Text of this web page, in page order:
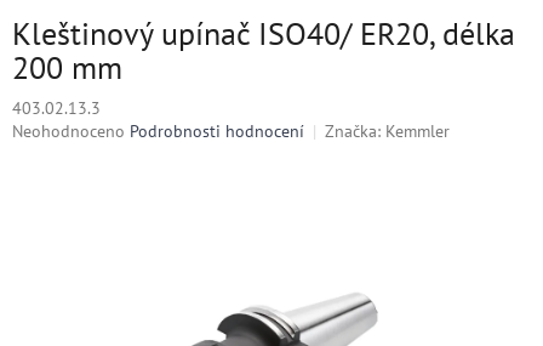
Kleštinový upínač ISO40/ ER20, délka
200 mm
403.02.13.3
Průměrné
Neohodnoceno Podrobnosti hodnocení Značka: Kemmler